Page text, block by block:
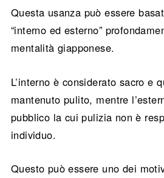
Questa usanza può essere
“interno ed esterno”
mentalità giapponese.
L’interno è considerato sacro e
mantenuto pulito, mentre
pubblico la cui pulizia non è
individuo.
Questo può essere uno dei